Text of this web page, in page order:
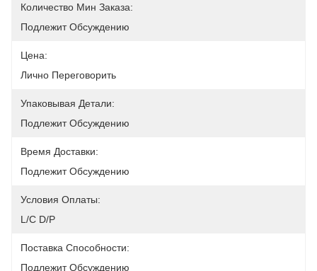
Количество Мин Заказа:
Подлежит Обсуждению
Цена:
Лично Переговорить
Упаковывая Детали:
Подлежит Обсуждению
Время Доставки:
Подлежит Обсуждению
Условия Оплаты:
L/C D/P
Поставка Способности:
Подлежит Обсуждению